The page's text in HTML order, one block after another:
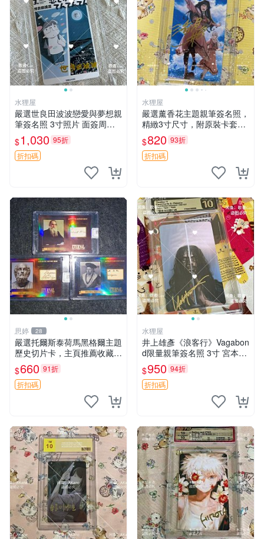
水狸屋
嚴選世良田波波戀愛與夢想親
筆簽名照 3寸照片 面簽周邊
照片卡磚
$1,030 95折
折扣碼
水狸屋
嚴選薰香花主題親筆簽名照，
精緻3寸尺寸，附原裝卡套。
收藏級品相，值得珍藏。 薰
香花 花卉 照片
$820 93折
折扣碼
思婷 28
嚴選托爾斯泰荷馬黑格爾主題
歷史切片卡，主頁推薦收藏更
多親拆好卡 歷史切片卡 托爾
斯泰 荷馬 黑格爾
$660 91折
折扣碼
水狸屋
井上雄彥《浪客行》Vagabon
d限量親筆簽名照 3寸 宮本武
藏周邊 含原裝卡磚 經典收藏
品
$950 94折
折扣碼